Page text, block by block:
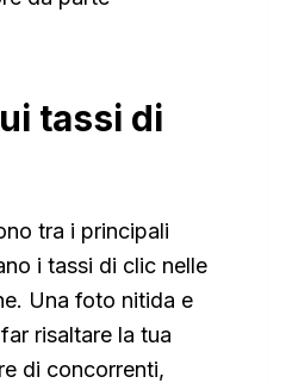
tassi di
tra i principali
i tassi di clic nelle
Una foto nitida e
risaltare la tua
di concorrenti,